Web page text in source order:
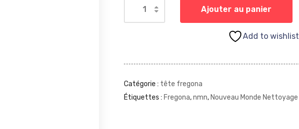
Ajouter au panier
Add to wishlist
Catégorie : tête fregona
Étiquettes : Fregona,nmn, Nouveau Monde Nettoyage